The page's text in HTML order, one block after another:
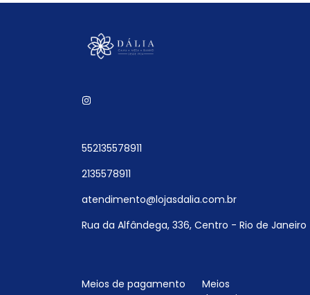
552135578911
2135578911
atendimento@lojasdalia.com.br
Rua da Alfândega, 336, Centro - Rio de Janeiro
Meios de pagamento
Meios